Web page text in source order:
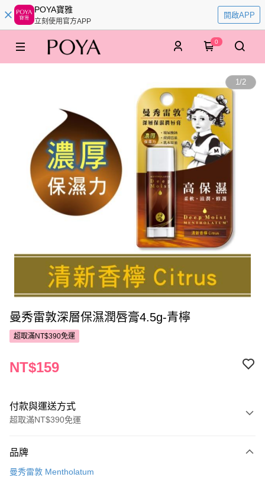
POYA寶雅
立刻使用官方APP
開啟APP
0
1/2
曼秀雷敦深層保濕潤唇膏4.5g-青檸
超取滿NT$390免運
NT$159
付款與運送方式
超取滿NT$390免運
POYA支付
品牌
曼秀雷敦 Mentholatum